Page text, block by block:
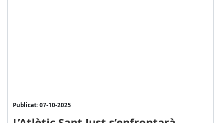
Publicat: 07-10-2025